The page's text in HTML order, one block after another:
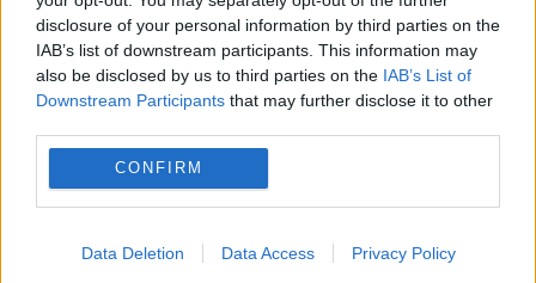
disclosure of your personal information by third parties on the
IAB’s list of downstream participants. This information may
also be disclosed by us to third parties on the IAB’s List of
Downstream Participants that may further disclose it to other
CONFIRM
Data Deletion Data Access Privacy Policy
Nitratul de amoniu care a explodat în
Beirut a fost transportat cu o navă din
R. Moldova
7 AUGUST 2020
Maia Sandu dezvăluie într-o postare pe